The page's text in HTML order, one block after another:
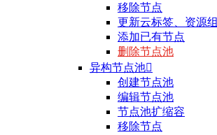
移除节点
更新云标签、资源组
添加已有节点
删除节点池
异构节点池
创建节点池
编辑节点池
节点池扩缩容
移除节点